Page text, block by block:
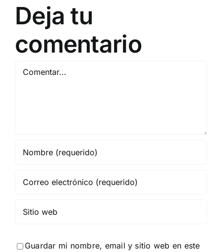
Deja tu
comentario
Guardar mi nombre, email y sitio web en este